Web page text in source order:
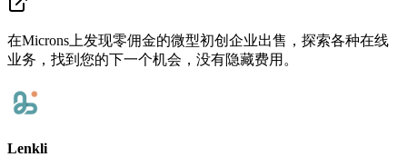
在Microns上发现零佣金的微型初创企业出售，探索各种在线
业务，找到您的下一个机会，没有隐藏费用。
Lenkli